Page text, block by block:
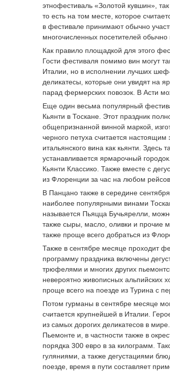
этнофестиваль «Золотой кувшин»,
то есть на том месте, которое
в фестивале принимают обычно
многочисленных посетителей
Как правило площадкой для этого
Гости фестиваля помимо вин могут
Италии, но в исполнении лучших
деликатесы, которые они увидят на
парад фермерских повозок. В Асти
Еще один весьма популярный
Кьянти в Тоскане. Этот праздник
общепризнанной винной маркой,
черного петуха считается настоящим
итальянского вина как кьянти.
устанавливается ярмарочный
Кьянти Классико. Также вместе с
из Флоренции за час на любом
В Панцано также в середине
наиболее популярными винами
называется Пьяцца Бучьярелли,
также сыры, масло, оливки и прочие
также проще всего добраться из
Также в сентябре месяце проходит
программу праздника включены
трюфелями и многих других
невероятно живописных альпийских
проще всего на поезде из Турина с
Потом гурманы в сентябре месяце
считается крупнейшей в Италии.
из самых дорогих деликатесов в
Пьемонте и, в частности также в
порядка 300 евро в за килограмм.
гуляниями, а также дегустациями
поезде, время в пути составляет